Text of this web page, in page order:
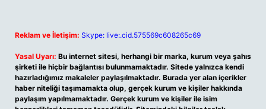
Reklam ve İletişim: Skype: live:.cid.575569c608265c69
Yasal Uyarı: Bu internet sitesi, herhangi bir marka, kurum veya şahıs
şirketi ile hiçbir bağlantısı bulunmamaktadır. Sitede yalnızca kendi
hazırladığımız makaleler paylaşılmaktadır. Burada yer alan içerikler
haber niteliği taşımamakta olup, gerçek kurum ve kişiler hakkında
paylaşım yapılmamaktadır. Gerçek kurum ve kişiler ile isim